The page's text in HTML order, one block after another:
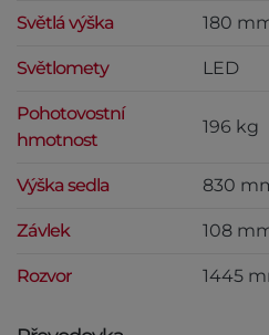
Světlá výška 180
Světlomety LED
Pohotovostní
hmotnost
196 kg
Výška sedla 830
Závlek 108
Rozvor 1445